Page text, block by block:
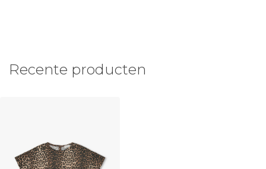
Recente producten